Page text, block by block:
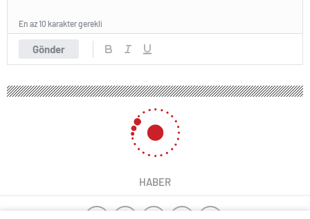
Gönder
En az 10 karakter gerekli
HABER